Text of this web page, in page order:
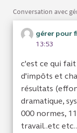
Conversation avec
gérer pour
13:53
c'est ce qui
d'impôts et
résultats
dramatique,
000 normes,
travail..etc